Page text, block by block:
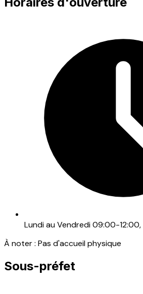
Lundi au Vendredi 09:00-
À noter : Pas d'accueil physique
Sous-préfet